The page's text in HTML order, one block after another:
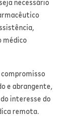
necessário
médico
e abrangente,
interesse do
remota.